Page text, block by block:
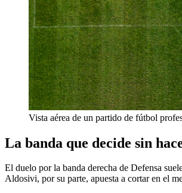
Vista aérea de un partido de fútbol
La banda que decide sin
El duelo por la banda derecha de Defensa
Aldosivi, por su parte, apuesta a cortar en el